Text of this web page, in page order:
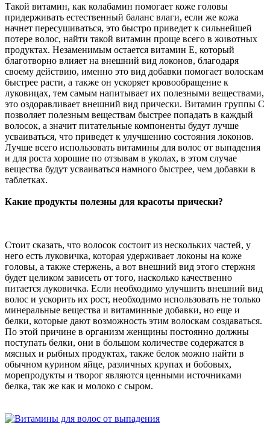
Такой витамин, как колабамин помогает коже головы
придерживать естественный баланс влаги, если же кожа
начнет пересушиваться, это быстро приведет к сильнейшей
потере волос, найти такой витамин проще всего в животных
продуктах. Незаменимым остается витамин Е, который
благотворно влияет на внешний вид локонов, благодаря
своему действию, именно это вид добавки помогает волоскам
быстрее расти, а также он ускоряет кровообращение к
луковицах, тем самым напитывает их полезными веществами,
это оздоравливает внешний вид прически. Витамин группы С
позволяет полезным веществам быстрее попадать в каждый
волосок, а значит питательные компоненты будут лучше
усваиваться, что приведет к улучшению состояния локонов.
Лучше всего использовать витамины для волос от выпадения
и для роста хорошие по отзывам в уколах, в этом случае
вещества будут усваиваться намного быстрее, чем добавки в
таблетках.
Какие продукты полезны для красоты прически?
Стоит сказать, что волосок состоит из нескольких частей, у
него есть луковичка, которая удерживает локоны на коже
головы, а также стержень, а вот внешний вид этого стержня
будет целиком зависеть от того, насколько качественно
питается луковичка. Если необходимо улучшить внешний вид
волос и ускорить их рост, необходимо использовать не только
минеральные вещества и витаминные добавки, но еще и
белки, которые дают возможность этим волоскам создаваться.
По этой причине в организм женщины постоянно должны
поступать белки, они в большом количестве содержатся в
мясных и рыбных продуктах, также белок можно найти в
обычном курином яйце, различных крупах и бобовых,
морепродукты и творог являются ценными источниками
белка, так же как и молоко с сыром.